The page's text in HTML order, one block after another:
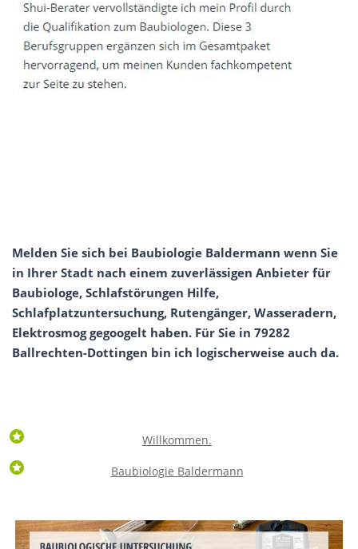
Melden Sie sich bei Baubiologie Baldermann wenn Sie
in Ihrer Stadt nach einem zuverlässigen Anbieter für
Baubiologe, Schlafstörungen Hilfe,
Schlafplatzuntersuchung, Rutengänger, Wasseradern,
Elektrosmog gegoogelt haben. Für Sie in 79282
Ballrechten-Dottingen bin ich logischerweise auch da.
Willkommen.
Baubiologie Baldermann